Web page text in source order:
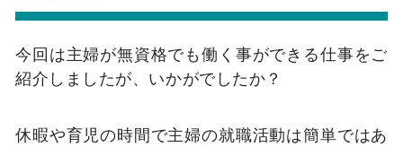
今回は主婦が無資格でも働く事ができる仕事をご
紹介しましたが、いかがでしたか？
休暇や育児の時間で主婦の就職活動は簡単ではあ